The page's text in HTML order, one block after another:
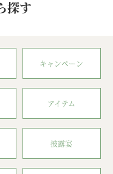
探す
キャンペーン
アイテム
披露宴